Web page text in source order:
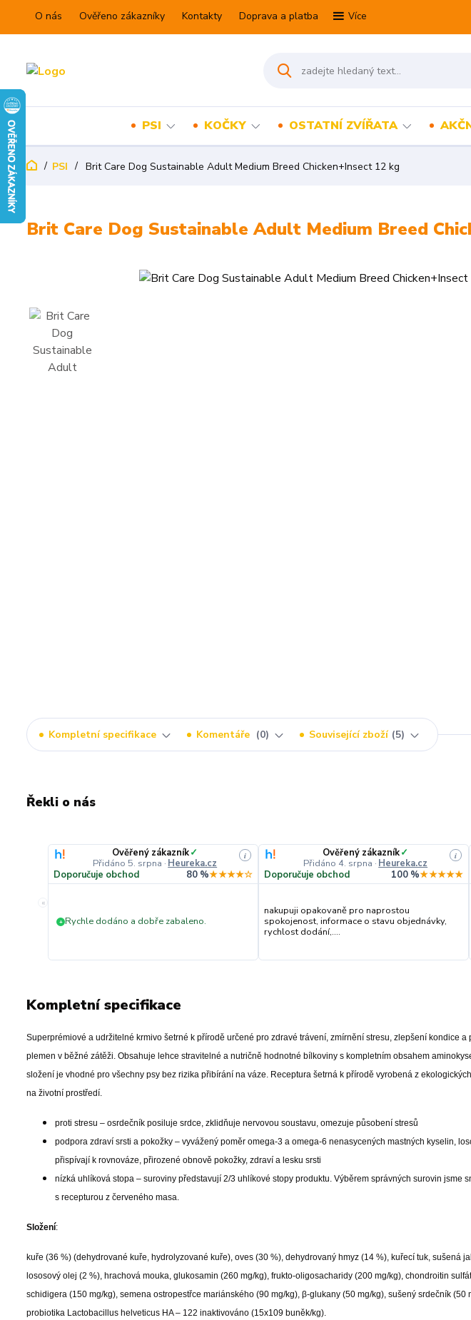
O nás Ověřeno zákazníky Kontakty Doprava a platba Více
PSI KOČKY OSTATNÍ ZVÍŘATA
PSI Brit Care Dog Sustainable Adult Medium Breed Chicken+Insect 12 kg
Brit Care Dog Sustainable Adult Medium Breed
Kompletní specifikace Komentáře 0 Související zboží 5
Řekli o nás
«
Ověřený zákazník✓
Přidáno 5. srpna · Heureka.cz
i
Doporučuje obchod 80 %★★★★☆
+ Rychle dodáno a dobře zabaleno.
Ověřený zákazník✓
Přidáno 4. srpna · Heureka.cz
i
Doporučuje obchod 100 %★★★★★
nakupuji opakovaně pro naprostou
spokojenost, informace o stavu objednávky,
rychlost dodání,....
Kompletní specifikace
Superprémiové a udržitelné krmivo šetrné k přírodě určené pro zdravé trávení, zmírnění stresu, zlepšení kondice
plemen v běžné zátěži. Obsahuje lehce stravitelné a nutričně hodnotné bílkoviny s kompletním obsahem
složení je vhodné pro všechny psy bez rizika přibírání na váze. Receptura šetrná k přírodě vyrobená z
na životní prostředí.
proti stresu – osrdečník posiluje srdce, zklidňuje nervovou soustavu, omezuje působení stresů
podpora zdraví srsti a pokožky – vyvážený poměr omega-3 a omega-6 nenasycených mastných kyselin,
přispívají k rovnováze, přirozené obnově pokožky, zdraví a lesku srsti
nízká uhlíková stopa – suroviny představují 2/3 uhlíkové stopy produktu. Výběrem správných surovin jsme
s recepturou z červeného masa.
Složení:
kuře (36 %) (dehydrované kuře, hydrolyzované kuře), oves (30 %), dehydrovaný hmyz (14 %), kuřecí tuk, sušená
lososový olej (2 %), hrachová mouka, glukosamin (260 mg/kg), frukto-oligosacharidy (200 mg/kg), chondroitin
schidigera (150 mg/kg), semena ostropestřce mariánského (90 mg/kg), β-glukany (50 mg/kg), sušený srdečník (50
probiotika Lactobacillus helveticus HA – 122 inaktivováno (15x109 buněk/kg).